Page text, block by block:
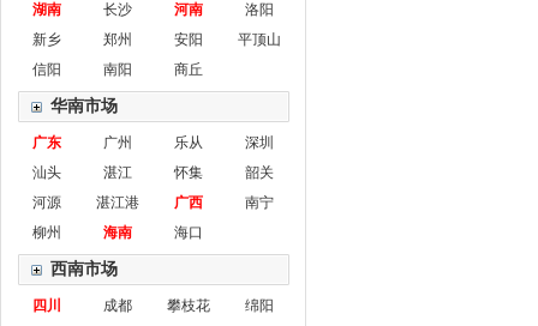
湖南
长沙 河南
洛阳
新乡
郑州 安阳
平顶山
信阳
南阳 商丘
华南市场
广东 广州 乐从
深圳
汕头
湛江 怀集
韶关
河源
湛江港 广西
南宁
柳州
海南 海口
西南市场
四川 成都 攀枝花
绵阳